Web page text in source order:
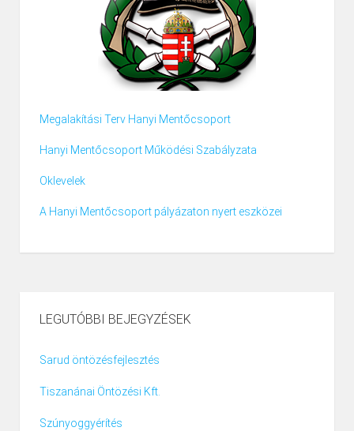
Megalakítási Terv Hanyi Mentőcsoport
Hanyi Mentőcsoport Működési Szabályzata
Oklevelek
A Hanyi Mentőcsoport pályázaton nyert eszközei
LEGUTÓBBI BEJEGYZÉSEK
Sarud öntözésfejlesztés
Tiszanánai Öntözési Kft.
Szúnyoggyérítés